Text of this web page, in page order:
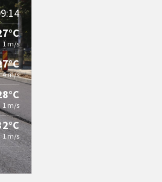
1 m/s
4 m/s
1 m/s
1 m/s